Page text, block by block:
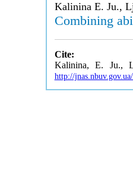
Kalinina E. Ju.,
Combining
Cite:
Kalinina, E. Ju.,
http://